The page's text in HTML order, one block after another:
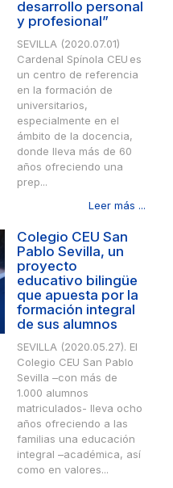
desarrollo personal
y profesional”
SEVILLA (2020.07.01)
Cardenal Spínola CEU es
un centro de referencia
en la formación de
universitarios,
especialmente en el
ámbito de la docencia,
donde lleva más de 60
años ofreciendo una
prep...
Leer más ...
Colegio CEU San
Pablo Sevilla, un
proyecto
educativo bilingüe
que apuesta por la
formación integral
de sus alumnos
SEVILLA (2020.05.27). El
Colegio CEU San Pablo
Sevilla –con más de
1.000 alumnos
matriculados- lleva ocho
años ofreciendo a las
familias una educación
integral –académica, así
como en valores...